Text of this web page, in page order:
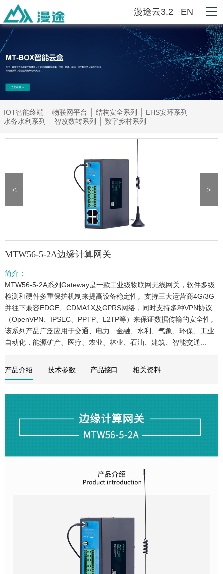
EN
漫途云3.2
IOT智能终端 物联网平台 结构安全系列
EHS安环系列
水务水利系列
智改数转系列 数字乡村系列
MTW56-5-2A边缘计算网关
简介：
MTW56-5-2A系列Gateway是一款工业级物联网无线网关，软件多级
检测和硬件多重保护机制来提高设备稳定性。支持三大运营商4G/3G
并往下兼容EDGE、CDMA1X及GPRS网络，同时支持多种VPN协议
（OpenVPN、IPSEC、PPTP、L2TP等）来保证数据传输的安全性。
该系列产品广泛应用于交通、电力、金融、水利、气象、环保、工业
自动化，能源矿产、医疗、农业、林业、石油、建筑、智能交通...
产品介绍 技术参数 产品接口 相关资料